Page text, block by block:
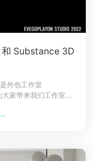
Substance 3D
外包工作室
家带来我们工作室作
为主流之前，它就已